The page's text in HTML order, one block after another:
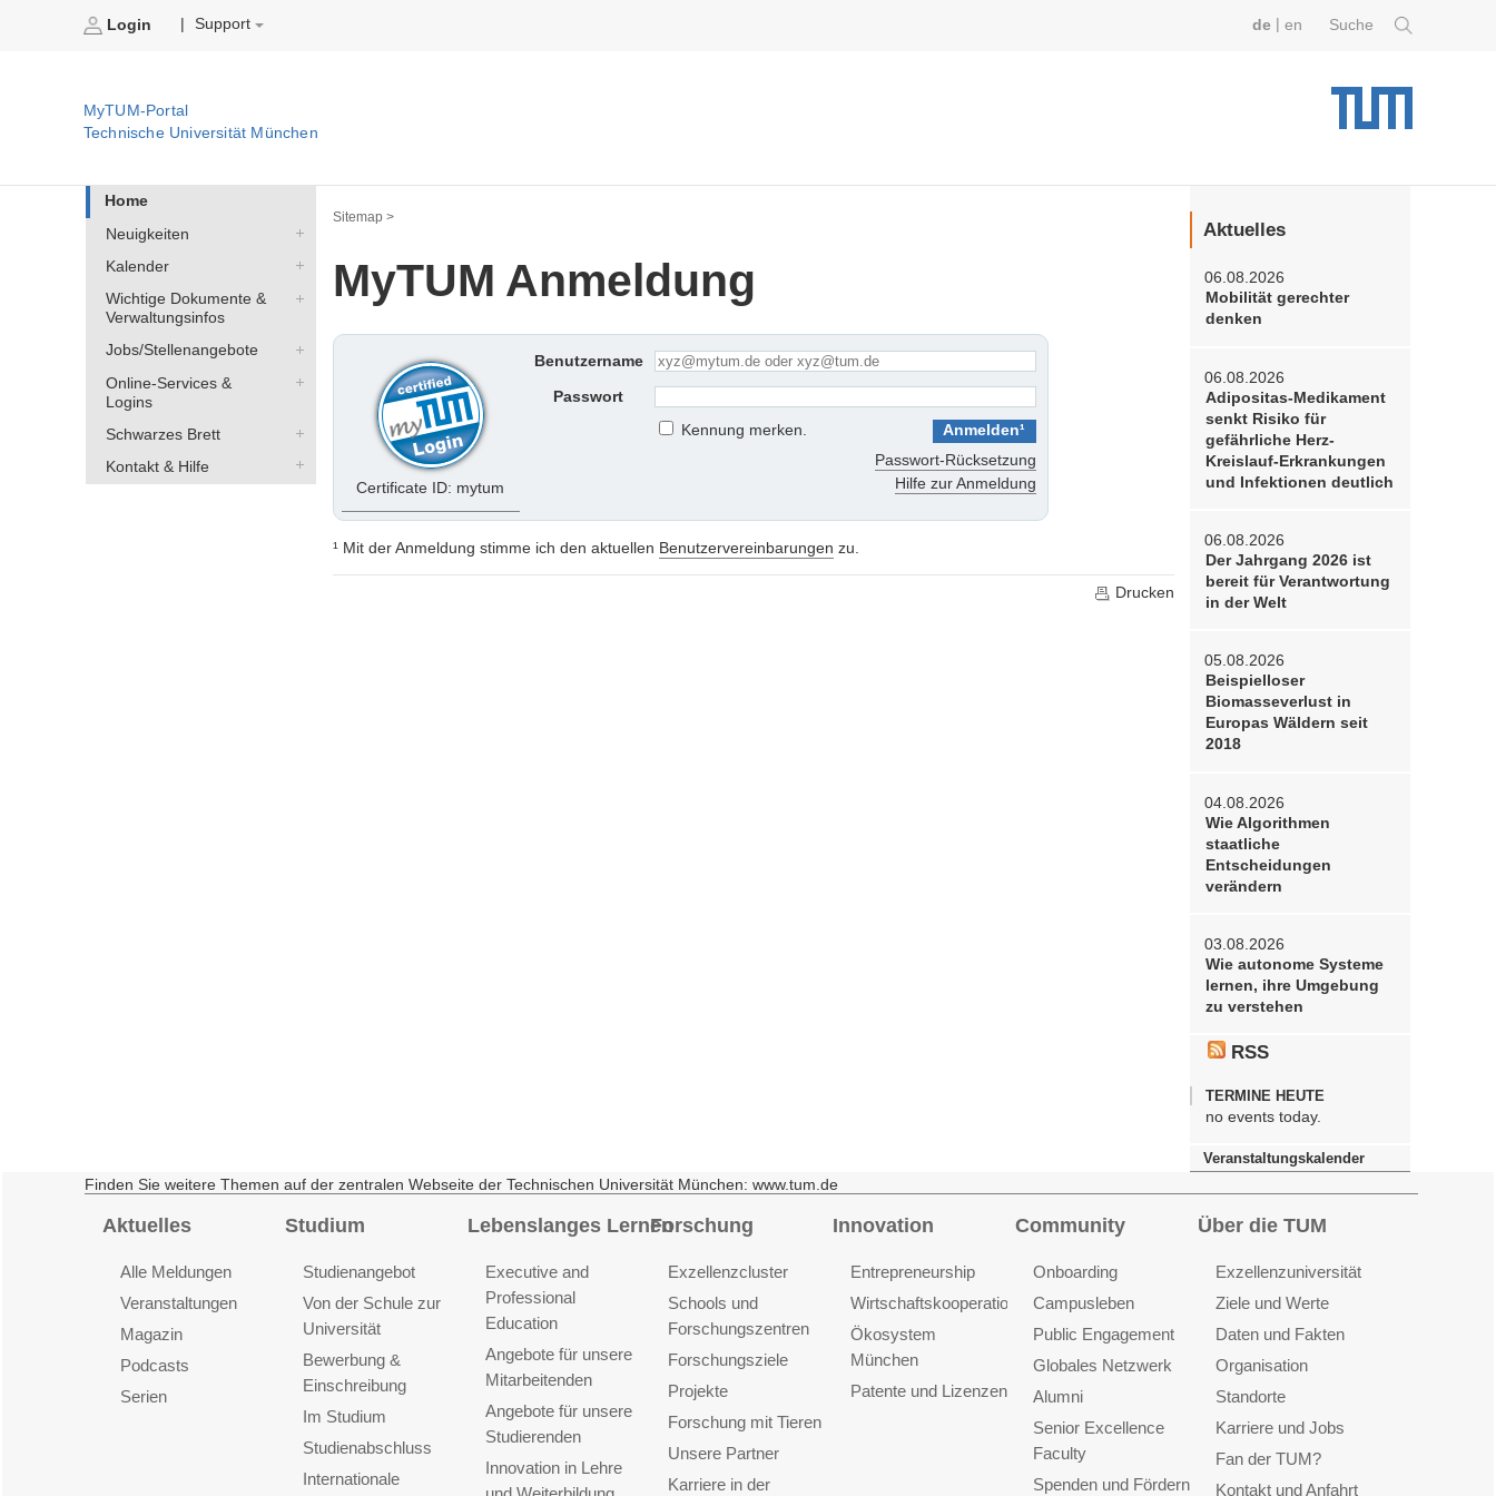
Login Support Suche
de en
MyTUM-Portal
Technische Universität München
Home
Neuigkeiten
Kalender
Wichtige Dokumente &
Verwaltungsinfos
Jobs/Stellenangebote
Online-Services &
Logins
Schwarzes Brett
Kontakt & Hilfe
Sitemap >
MyTUM Anmeldung
Certificate ID: mytum
Benutzername
Passwort
Kennung merken.
Passwort-Rücksetzung
Hilfe zur Anmeldung
¹ Mit der Anmeldung stimme ich den aktuellen Benutzervereinbarungen zu.
Drucken
Aktuelles
06.08.2026
Mobilität gerechter
denken
06.08.2026
Adipositas-Medikament
senkt Risiko für
gefährliche Herz-
Kreislauf-Erkrankungen
und Infektionen deutlich
06.08.2026
Der Jahrgang 2026 ist
bereit für Verantwortung
in der Welt
05.08.2026
Beispielloser
Biomasseverlust in
Europas Wäldern seit
2018
04.08.2026
Wie Algorithmen
staatliche
Entscheidungen
verändern
03.08.2026
Wie autonome Systeme
lernen, ihre Umgebung
zu verstehen
RSS
TERMINE HEUTE
no events today.
Veranstaltungskalender
Finden Sie weitere Themen auf der zentralen Webseite der Technischen Universität München: www.tum.de
Aktuelles
Alle Meldungen
Veranstaltungen
Magazin
Podcasts
Serien
Studium
Studienangebot
Von der Schule zur
Universität
Bewerbung &
Einschreibung
Im Studium
Studienabschluss
Internationale
Lebenslanges Lernen
Executive and
Professional
Education
Angebote für unsere
Mitarbeitenden
Angebote für unsere
Studierenden
Innovation in Lehre
Forschung
Exzellenzcluster
Schools und
Forschungszentren
Forschungsziele
Projekte
Forschung mit Tieren
Unsere Partner
Karriere in der
Innovation
Entrepreneurship
Wirtschaftskooperationen
Ökosystem
München
Patente und Lizenzen
Community
Onboarding
Campusleben
Public Engagement
Globales Netzwerk
Alumni
Senior Excellence
Faculty
Spenden und Fördern
Über die TUM
Exzellenzuniversität
Ziele und Werte
Daten und Fakten
Organisation
Standorte
Karriere und Jobs
Fan der TUM?
Kontakt und Anfahrt